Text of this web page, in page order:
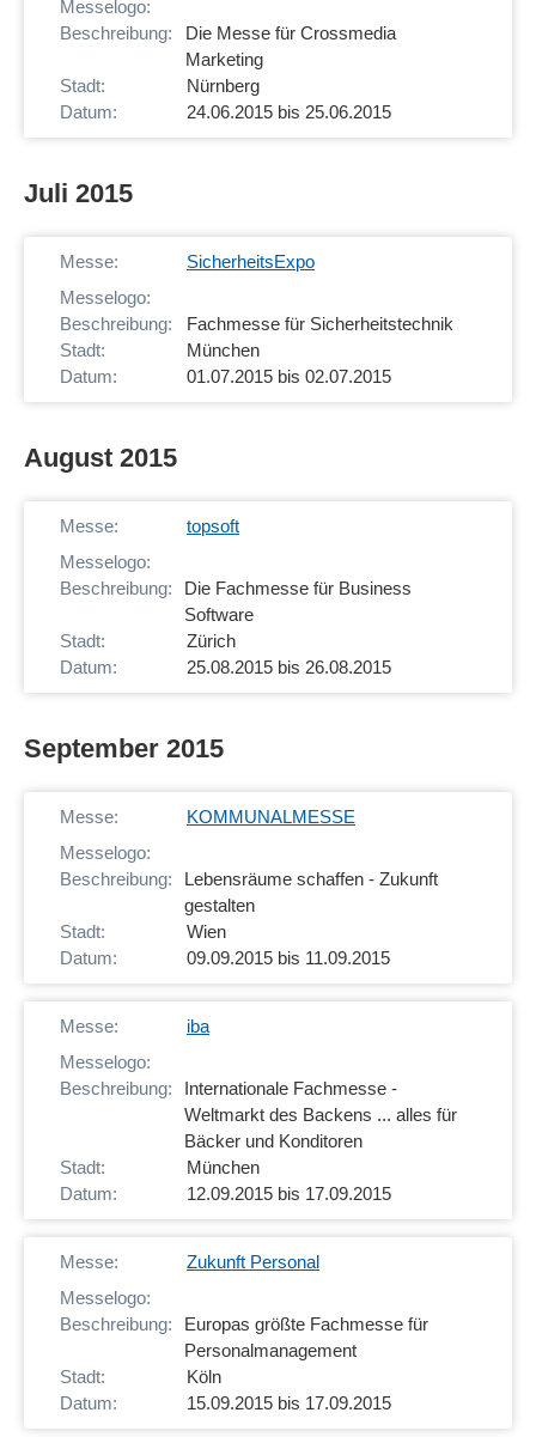
Die Messe für Crossmedia
Marketing
Nürnberg
24.06.2015 bis 25.06.2015
Juli 2015
SicherheitsExpo
Fachmesse für Sicherheitstechnik
München
01.07.2015 bis 02.07.2015
August 2015
topsoft
Die Fachmesse für Business
Software
Zürich
25.08.2015 bis 26.08.2015
September 2015
KOMMUNALMESSE
Lebensräume schaffen - Zukunft
gestalten
Wien
09.09.2015 bis 11.09.2015
iba
Internationale Fachmesse -
Weltmarkt des Backens ... alles für
Bäcker und Konditoren
München
12.09.2015 bis 17.09.2015
Zukunft Personal
Europas größte Fachmesse für
Personalmanagement
Köln
15.09.2015 bis 17.09.2015